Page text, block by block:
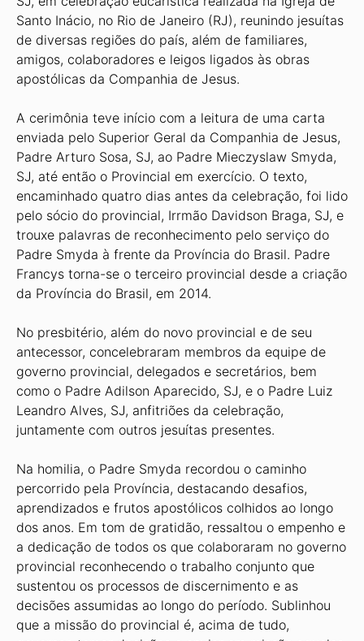
Santo Inácio, no Rio de Janeiro (RJ), reunindo jesuítas
de diversas regiões do país, além de familiares,
amigos, colaboradores e leigos ligados às obras
apostólicas da Companhia de Jesus.
A cerimônia teve início com a leitura de uma carta
enviada pelo Superior Geral da Companhia de Jesus,
Padre Arturo Sosa, SJ, ao Padre Mieczyslaw Smyda,
SJ, até então o Provincial em exercício. O texto,
encaminhado quatro dias antes da celebração, foi lido
pelo sócio do provincial, Irrmão Davidson Braga, SJ, e
trouxe palavras de reconhecimento pelo serviço do
Padre Smyda à frente da Província do Brasil. Padre
Francys torna-se o terceiro provincial desde a criação
da Província do Brasil, em 2014.
No presbitério, além do novo provincial e de seu
antecessor, concelebraram membros da equipe de
governo provincial, delegados e secretários, bem
como o Padre Adilson Aparecido, SJ, e o Padre Luiz
Leandro Alves, SJ, anfitriões da celebração,
juntamente com outros jesuítas presentes.
Na homilia, o Padre Smyda recordou o caminho
percorrido pela Província, destacando desafios,
aprendizados e frutos apostólicos colhidos ao longo
dos anos. Em tom de gratidão, ressaltou o empenho e
a dedicação de todos os que colaboraram no governo
provincial reconhecendo o trabalho conjunto que
sustentou os processos de discernimento e as
decisões assumidas ao longo do período. Sublinhou
que a missão do provincial é, acima de tudo,